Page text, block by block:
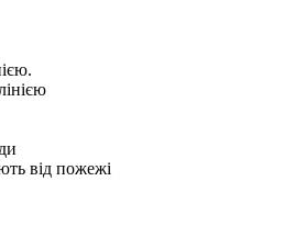
від пожежі